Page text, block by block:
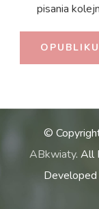
pisania
©
ABkwiaty. All